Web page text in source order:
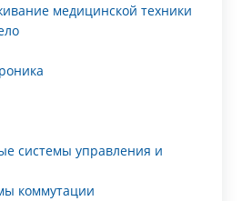
медицинской техники
системы управления и
коммутации